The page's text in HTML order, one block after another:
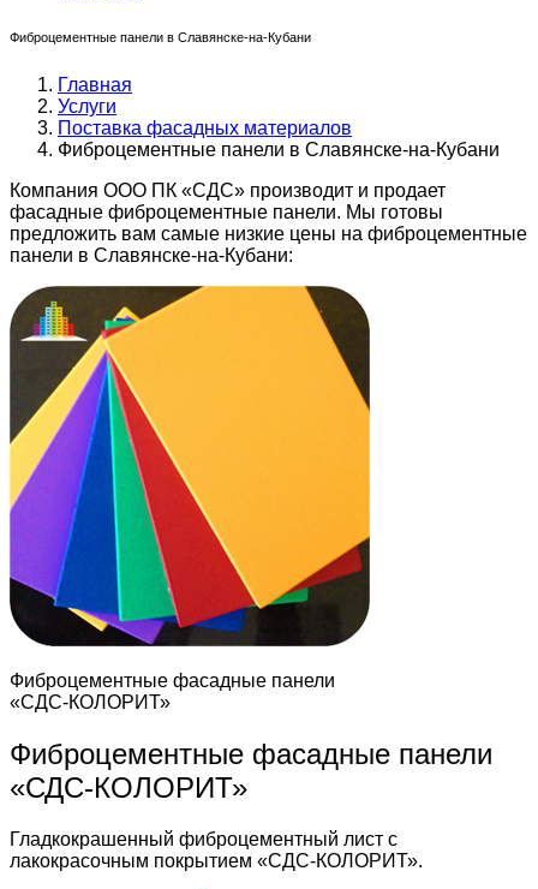
Фиброцементные панели в Славянске-на-Кубани
Главная
Услуги
Поставка фасадных материалов
Фиброцементные панели в Славянске-на-Кубани
Компания ООО ПК «СДС» производит и продает
фасадные фиброцементные панели. Мы готовы
предложить вам самые низкие цены на фиброцементные
панели в Славянске-на-Кубани:
Фиброцементные фасадные панели
«СДС-КОЛОРИТ»
Фиброцементные фасадные панели
«СДС-КОЛОРИТ»
Гладкокрашенный фиброцементный лист с
лакокрасочным покрытием «СДС-КОЛОРИТ».